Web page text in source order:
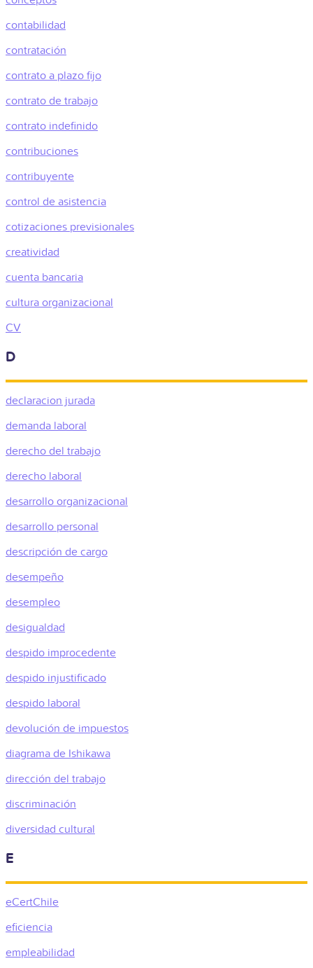
contabilidad
contratación
contrato a plazo fijo
contrato de trabajo
contrato indefinido
contribuciones
contribuyente
control de asistencia
cotizaciones previsionales
creatividad
cuenta bancaria
cultura organizacional
CV
D
declaracion jurada
demanda laboral
derecho del trabajo
derecho laboral
desarrollo organizacional
desarrollo personal
descripción de cargo
desempeño
desempleo
desigualdad
despido improcedente
despido injustificado
despido laboral
devolución de impuestos
diagrama de Ishikawa
dirección del trabajo
discriminación
diversidad cultural
E
eCertChile
eficiencia
empleabilidad